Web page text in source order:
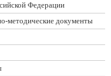
Федерации
методические документы